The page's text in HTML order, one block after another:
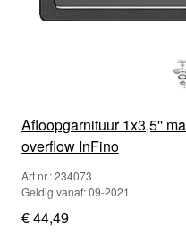
Afloopgarnituur 1x3,5''
overflow InFino
Art.nr.: 234073
Geldig vanaf: 09-2021
€ 44,49